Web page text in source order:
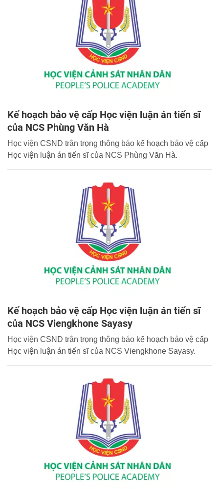
Kế hoạch bảo vệ cấp Học viện luận án tiến sĩ
của NCS Phùng Văn Hà
Học viện CSND trân trọng thông báo kế hoạch bảo vệ cấp
Học viện luận án tiến sĩ của NCS Phùng Văn Hà.
Kế hoạch bảo vệ cấp Học viện luận án tiến sĩ
của NCS Viengkhone Sayasy
Học viện CSND trân trọng thông báo kế hoạch bảo vệ cấp
Học viện luận án tiến sĩ của NCS Viengkhone Sayasy.